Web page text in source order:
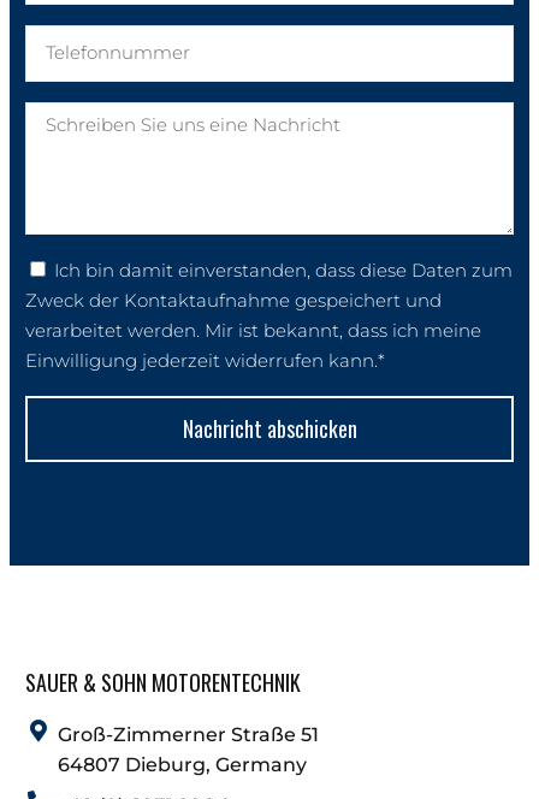
Ich bin damit einverstanden, dass diese Daten zum
Zweck der Kontaktaufnahme gespeichert und
verarbeitet werden. Mir ist bekannt, dass ich meine
Einwilligung jederzeit widerrufen kann.*
Nachricht abschicken
SAUER & SOHN MOTORENTECHNIK
Groß-Zimmerner Straße 51
64807 Dieburg, Germany